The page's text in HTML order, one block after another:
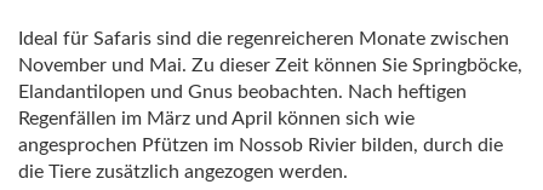
Ideal für Safaris sind die regenreicheren Monate zwischen
November und Mai. Zu dieser Zeit können Sie Springböcke,
Elandantilopen und Gnus beobachten. Nach heftigen
Regenfällen im März und April können sich wie
angesprochen Pfützen im Nossob Rivier bilden, durch die
die Tiere zusätzlich angezogen werden.